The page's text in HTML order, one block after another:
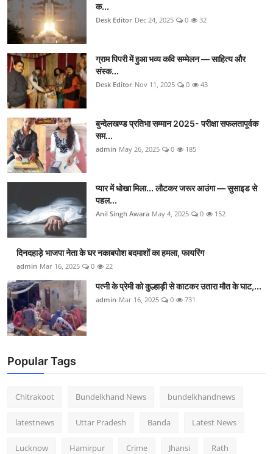
क...
Desk Editor Dec 24, 2025 0 32
ग्राम पिपरी में हुआ भव्य कवि सम्मेलन — साहित्य और
संस्क...
Desk Editor Nov 11, 2025 0 43
बुन्देलखण्ड प्रतिभा सम्मान 2025- परीक्षा सफलतापूर्वक
सम...
admin May 26, 2025 0 185
प्यार में धोखा मिला... लौटकर जरूर आउंगा — सुसाइड से
पहल...
Anil Singh Awara May 4, 2025 0 152
दिनदहाड़े भाजपा नेता के घर नकाबपोश बदमाशों का हमला, फायरिंग
admin Mar 16, 2025 0 22
पत्नी के प्रेमी को कुल्हाड़ी से काटकर उतारा मौत के घाट,...
admin Mar 16, 2025 0 731
Popular Tags
Chitrakoot Bundelkhand News bundelkhandnews
latestnews Uttar Pradesh Banda Latest News
Lucknow Hamirpur Crime Jhansi Rath